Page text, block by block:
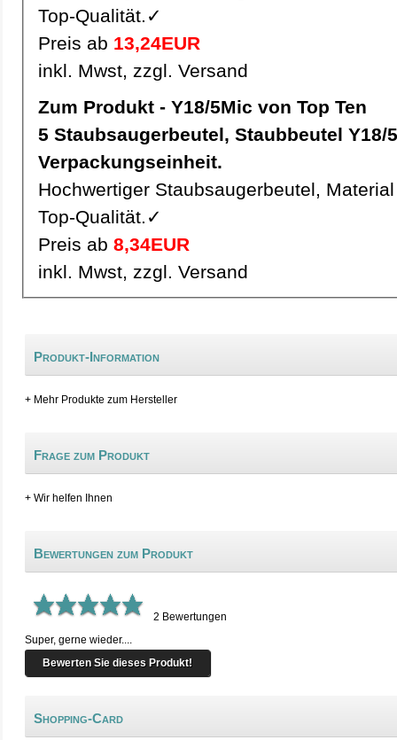
Top-Qualität.✓
Preis ab 13,24EUR
inkl. Mwst, zzgl. Versand
Zum Produkt - Y18/5Mic von Top Ten
5 Staubsaugerbeutel, Staubbeutel Y18/5Mic pro
Verpackungseinheit.
Hochwertiger Staubsaugerbeutel,
Top-Qualität.✓
Preis ab 8,34EUR
inkl. Mwst, zzgl. Versand
Produkt-Information
+ Mehr Produkte zum Hersteller
Frage zum Produkt
+ Wir helfen Ihnen
Bewertungen zum Produkt
2 Bewertungen
Super, gerne wieder....
Bewerten Sie dieses Produkt!
Shopping-Card